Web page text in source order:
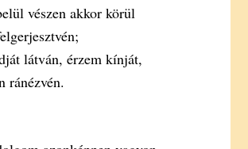
vészen akkor körül
látván, érzem kínját,